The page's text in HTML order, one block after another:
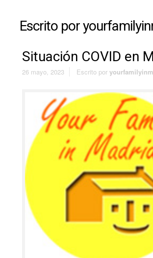
Escrito por
Situación COVID en
26 mayo, 2023 Escrito por